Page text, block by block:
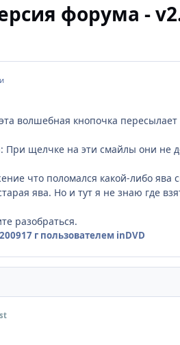
форума -
волшебная кнопочка
При щелчке на эти смайлы они не
что поломался какой-либо ява
ява. Но и тут я не знаю где
разобраться.
17 гпользователем inDVD